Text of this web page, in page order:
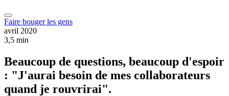
Faire bouger les gens
avril 2020
3,5 min
Beaucoup de questions, beaucoup d'espoir
: "J'aurai besoin de mes collaborateurs
quand je rouvrirai".